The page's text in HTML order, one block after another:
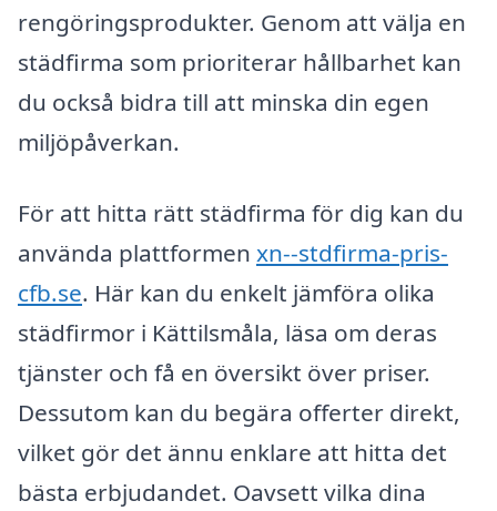
rengöringsprodukter. Genom att välja en
städfirma som prioriterar hållbarhet kan
du också bidra till att minska din egen
miljöpåverkan.
För att hitta rätt städfirma för dig kan du
använda plattformen xn--stdfirma-pris-
cfb.se. Här kan du enkelt jämföra olika
städfirmor i Kättilsmåla, läsa om deras
tjänster och få en översikt över priser.
Dessutom kan du begära offerter direkt,
vilket gör det ännu enklare att hitta det
bästa erbjudandet. Oavsett vilka dina